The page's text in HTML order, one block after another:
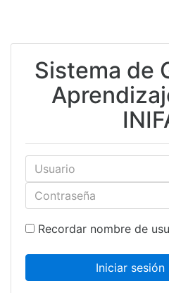
Sistema de
Usuario
Contraseña
Recordar nombre de
Iniciar sesión